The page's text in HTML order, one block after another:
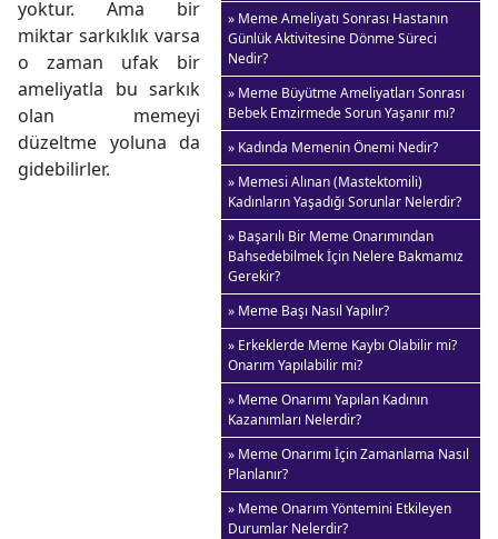
yoktur. Ama bir
miktar sarkıklık varsa
o zaman ufak bir
ameliyatla bu sarkık
olan memeyi
düzeltme yoluna da
gidebilirler.
» Meme Ameliyatı Sonrası Hastanın
Günlük Aktivitesine Dönme Süreci
Nedir?
» Meme Büyütme Ameliyatları Sonrası
Bebek Emzirmede Sorun Yaşanır mı?
» Kadında Memenin Önemi Nedir?
» Memesi Alınan (Mastektomili)
Kadınların Yaşadığı Sorunlar Nelerdir?
» Başarılı Bir Meme Onarımından
Bahsedebilmek İçin Nelere Bakmamız
Gerekir?
» Meme Başı Nasıl Yapılır?
» Erkeklerde Meme Kaybı Olabilir mi?
Onarım Yapılabilir mi?
» Meme Onarımı Yapılan Kadının
Kazanımları Nelerdir?
» Meme Onarımı İçin Zamanlama Nasıl
Planlanır?
» Meme Onarım Yöntemini Etkileyen
Durumlar Nelerdir?